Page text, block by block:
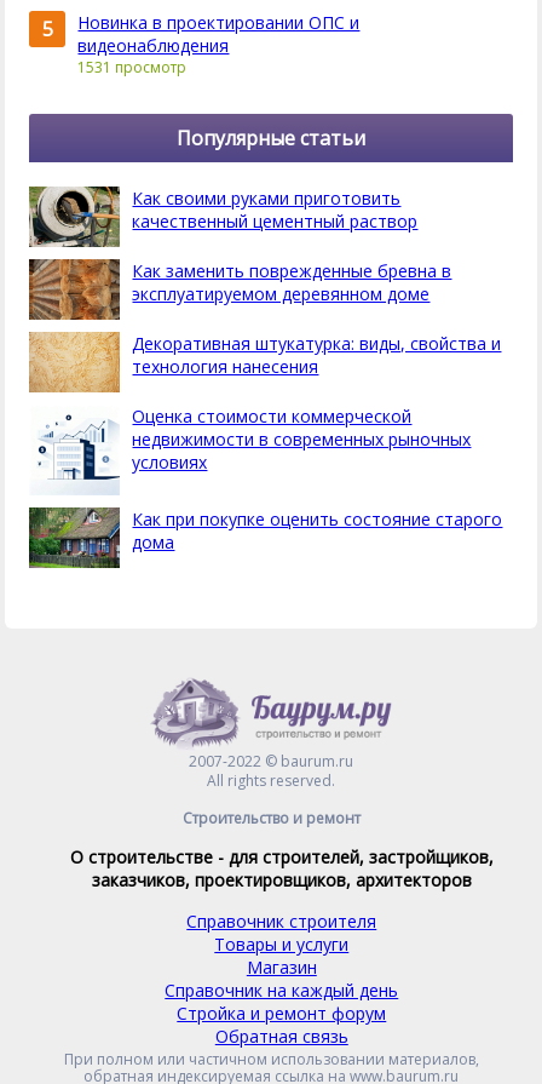
5
Новинка в проектировании ОПС и
видеонаблюдения
1531 просмотр
Популярные статьи
Как своими руками приготовить
качественный цементный раствор
Как заменить поврежденные бревна в
эксплуатируемом деревянном доме
Декоративная штукатурка: виды, свойства и
технология нанесения
Оценка стоимости коммерческой
недвижимости в современных рыночных
условиях
Как при покупке оценить состояние старого
дома
2007-2022 © baurum.ru
All rights reserved.
Строительство и ремонт
О строительстве - для строителей, застройщиков,
заказчиков, проектировщиков, архитекторов
Справочник строителя
Товары и услуги
Магазин
Справочник на каждый день
Стройка и ремонт форум
Обратная связь
При полном или частичном использовании материалов,
обратная индексируемая ссылка на www.baurum.ru